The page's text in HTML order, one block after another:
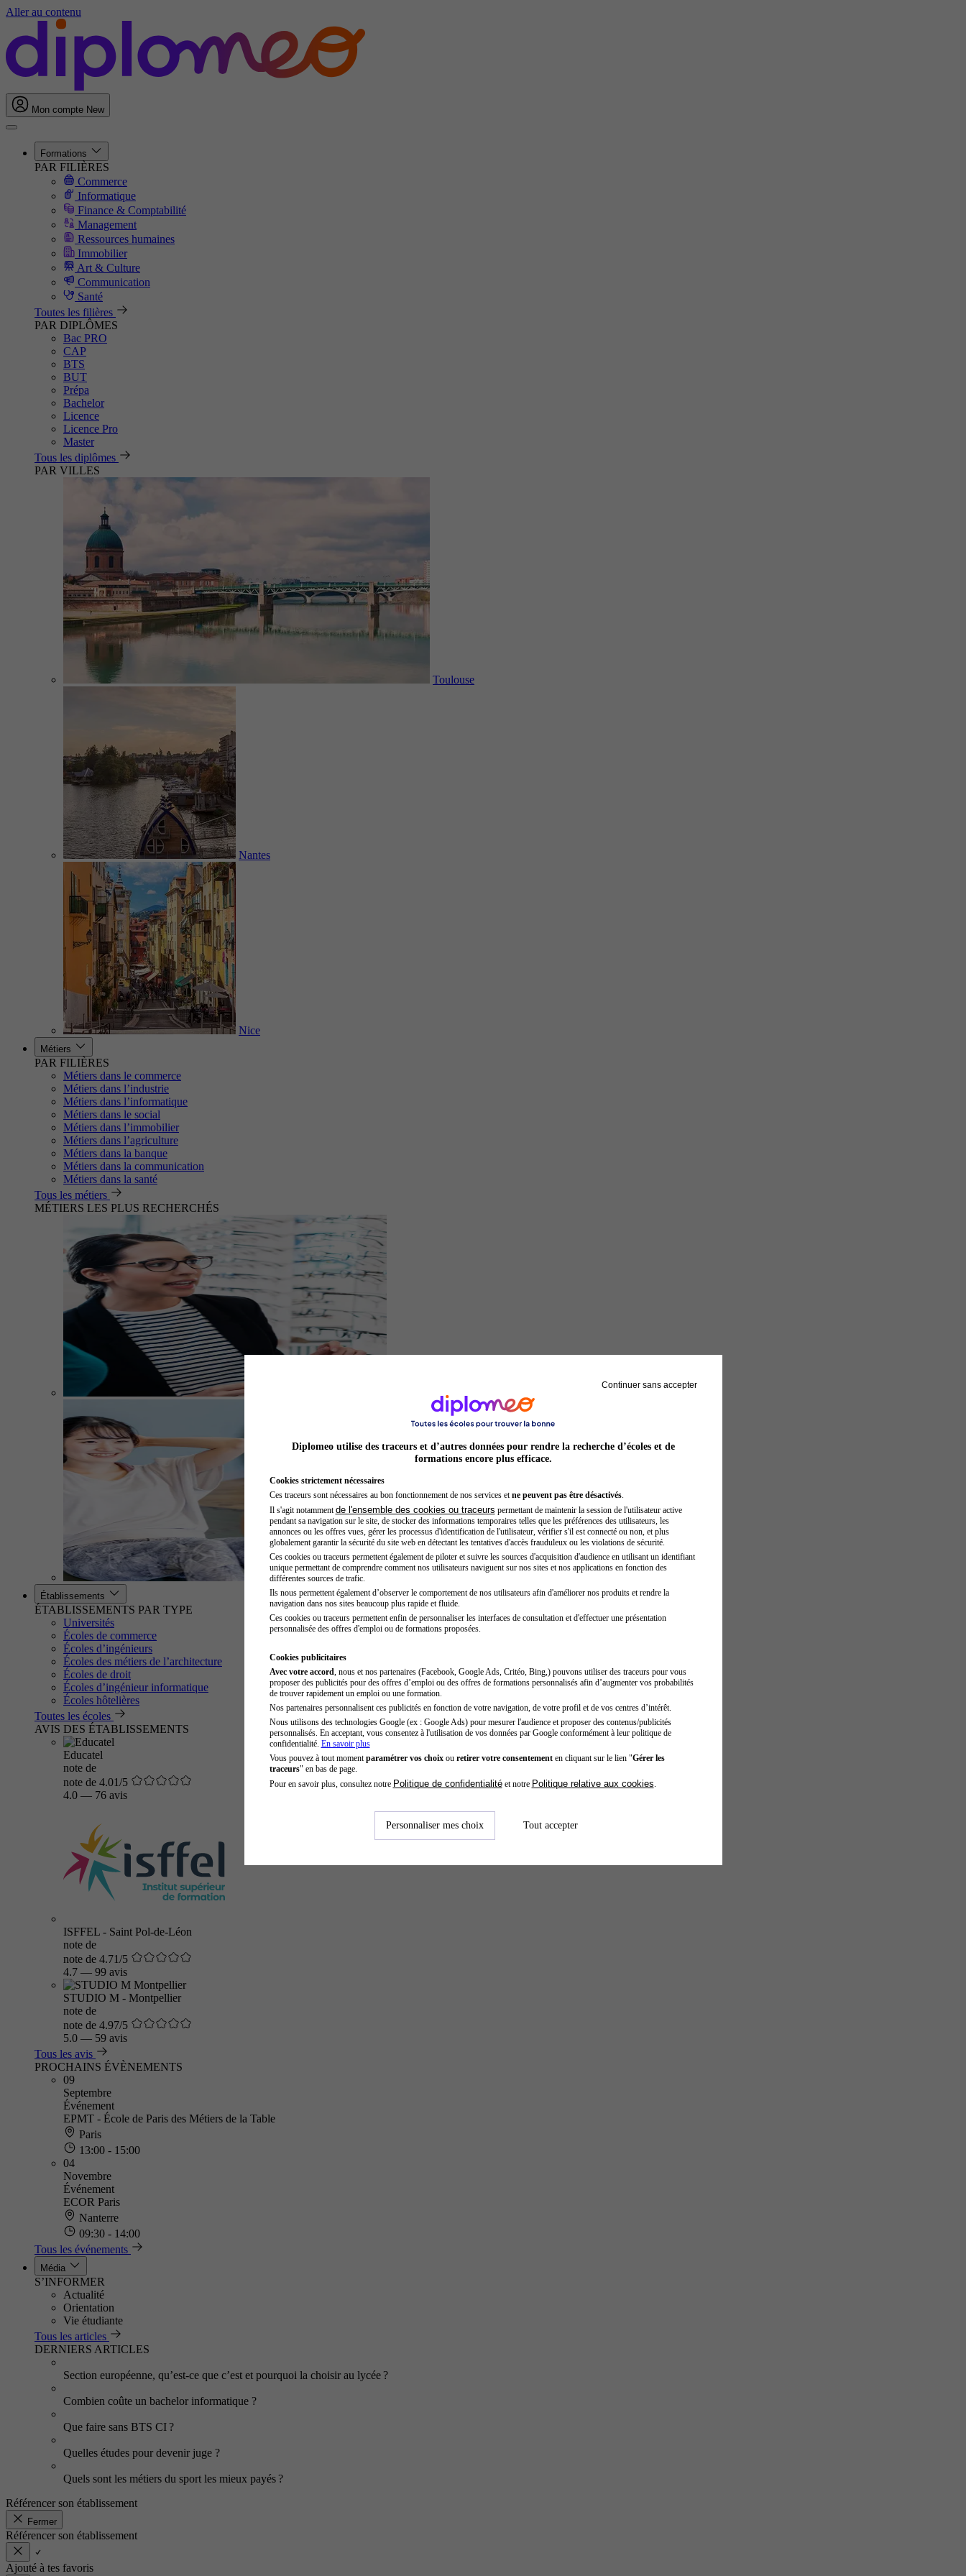
Aller au contenu
Mon compte New
Formations
PAR FILIÈRES
Commerce
Informatique
Finance & Comptabilité
Management
Ressources humaines
Immobilier
Art & Culture
Communication
Santé
Toutes les filières
PAR DIPLÔMES
Bac PRO
CAP
BTS
BUT
Prépa
Bachelor
Licence
Licence Pro
Master
Tous les diplômes
PAR VILLES
Toulouse
Nantes
Nice
Métiers
PAR FILIÈRES
Métiers dans le commerce
Métiers dans l’industrie
Métiers dans l’informatique
Métiers dans le social
Métiers dans l’immobilier
Métiers dans l’agriculture
Métiers dans la banque
Métiers dans la communication
Métiers dans la santé
Tous les métiers
MÉTIERS LES PLUS RECHERCHÉS
Établissements
ÉTABLISSEMENTS PAR TYPE
Universités
Écoles de commerce
Écoles d’ingénieurs
Écoles des métiers de l’architecture
Écoles de droit
Écoles d’ingénieur informatique
Écoles hôtelières
Toutes les écoles
AVIS DES ÉTABLISSEMENTS
Educatel
note de
note de 4.01/5
4.0 — 76 avis
ISFFEL - Saint Pol-de-Léon
note de
note de 4.71/5
4.7 — 99 avis
STUDIO M - Montpellier
note de
note de 4.97/5
5.0 — 59 avis
Tous les avis
PROCHAINS ÉVÈNEMENTS
09
Septembre
Événement
EPMT - École de Paris des Métiers de la Table
Paris
13:00 - 15:00
04
Novembre
Événement
ECOR Paris
Nanterre
09:30 - 14:00
Tous les événements
Média
S’INFORMER
Actualité
Orientation
Vie étudiante
Tous les articles
DERNIERS ARTICLES
Section européenne, qu’est-ce que c’est et pourquoi la choisir au lycée ?
Combien coûte un bachelor informatique ?
Que faire sans BTS CI ?
Quelles études pour devenir juge ?
Quels sont les métiers du sport les mieux payés ?
Référencer son établissement
Fermer
Référencer son établissement
Ajouté à tes favoris
Continuer sans accepter
Diplomeo utilise des traceurs et d’autres données pour rendre la recherche d’écoles et de
formations encore plus efficace.
Cookies strictement nécessaires
Ces traceurs sont nécessaires au bon fonctionnement de nos services et ne peuvent pas être désactivés.
Il s'agit notamment de l'ensemble des cookies ou traceurs permettant de maintenir la session de l'utilisateur active
pendant sa navigation sur le site, de stocker des informations temporaires telles que les préférences des utilisateurs, les
annonces ou les offres vues, gérer les processus d'identification de l'utilisateur, vérifier s'il est connecté ou non, et plus
globalement garantir la sécurité du site web en détectant les tentatives d'accès frauduleux ou les violations de sécurité.
Ces cookies ou traceurs permettent également de piloter et suivre les sources d'acquisition d'audience en utilisant un identifiant
unique permettant de comprendre comment nos utilisateurs naviguent sur nos sites et nos applications en fonction des
différentes sources de trafic.
Ils nous permettent également d’observer le comportement de nos utilisateurs afin d'améliorer nos produits et rendre la
navigation dans nos sites beaucoup plus rapide et fluide.
Ces cookies ou traceurs permettent enfin de personnaliser les interfaces de consultation et d'effectuer une présentation
personnalisée des offres d'emploi ou de formations proposées.
Cookies publicitaires
Avec votre accord , nous et nos partenaires (Facebook, Google Ads, Critéo, Bing,) pouvons utiliser des traceurs pour vous
proposer des publicités pour des offres d’emploi ou des offres de formations personnalisés afin d’augmenter vos probabilités
de trouver rapidement un emploi ou une formation.
Nos partenaires personnalisent ces publicités en fonction de votre navigation, de votre profil et de vos centres d’intérêt.
Nous utilisons des technologies Google (ex : Google Ads) pour mesurer l'audience et proposer des contenus/publicités
personnalisés. En acceptant, vous consentez à l'utilisation de vos données par Google conformément à leur politique de
confidentialité. En savoir plus
Vous pouvez à tout moment paramétrer vos choixou retirer votre consentementen cliquant sur le lien "Gérer les
traceurs" en bas de page.
Pour en savoir plus, consultez notre Politique de confidentialitéet notre Politique relative aux cookies
Personnaliser mes choix Tout accepter